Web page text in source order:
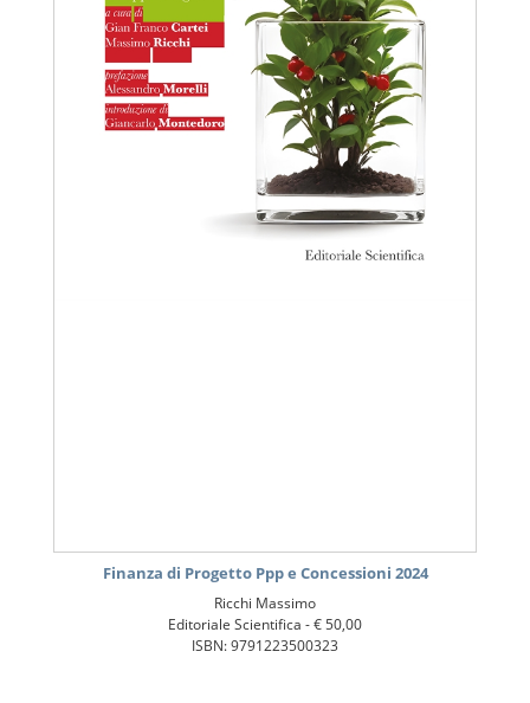
Finanza di Progetto Ppp e Concessioni 2024
Ricchi Massimo
Editoriale Scientifica -€ 50,00
ISBN: 9791223500323